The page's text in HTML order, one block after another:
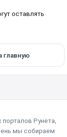
оставлять
главную
Рунета,
мы собираем